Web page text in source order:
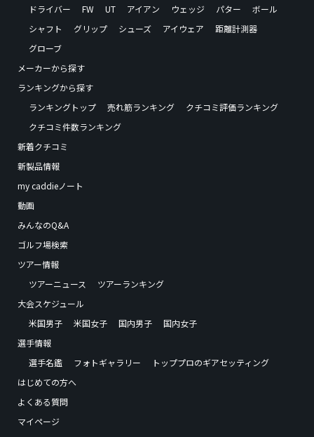
ドライバー
FW UT アイアン ウェッジ パター
ボール
シャフト
グリップ シューズ アイウェア
距離計測器
グローブ
メーカーから探す
ランキングから探す
ランキングトップ
売れ筋ランキング
クチコミ評価ランキング
クチコミ件数ランキング
新着クチコミ
新製品情報
my caddieノート
動画
みんなのQ&A
ゴルフ場検索
ツアー情報
ツアーニュース
ツアーランキング
大会スケジュール
米国男子
米国女子 国内男子
国内女子
選手情報
選手名鑑
フォトギャラリー
トッププロのギアセッティング
はじめての方へ
よくある質問
マイページ